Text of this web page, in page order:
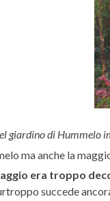
giardino di Hummelo
ma anche la
era troppo
succede